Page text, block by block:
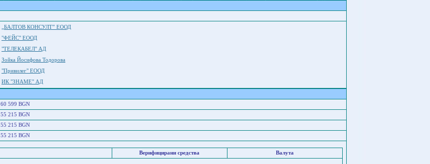
„БАЛТОВ КОНСУЛТ” ЕООД
"ФЕЙС" ЕООД
"ТЕЛЕКАБЕЛ" АД
Зойка Йосифова Тодорова
"Привилег" ЕООД
ИК "ЗНАМЕ" АД
60 599 BGN
55 215 BGN
55 215 BGN
55 215 BGN
Верифицирани средства Валута